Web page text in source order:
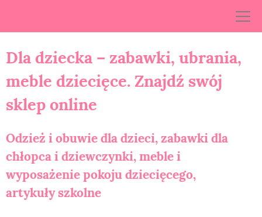
Dla dziecka – zabawki, ubrania,
meble dziecięce. Znajdź swój
sklep online
Odzież i obuwie dla dzieci, zabawki dla
chłopca i dziewczynki, meble i
wyposażenie pokoju dziecięcego,
artykuły szkolne